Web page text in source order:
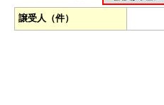
譲受人（件）